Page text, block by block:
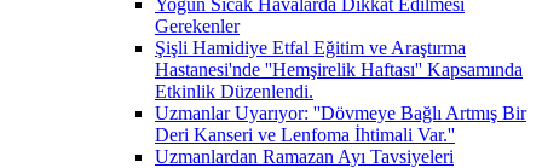
Gerekenler
Şişli Hamidiye Etfal Eğitim ve Araştırma
Hastanesi'nde ''Hemşirelik Haftası'' Kapsamında
Etkinlik Düzenlendi.
Uzmanlar Uyarıyor: ''Dövmeye Bağlı Artmış Bir
Deri Kanseri ve Lenfoma İhtimali Var.''
Uzmanlardan Ramazan Ayı Tavsiyeleri